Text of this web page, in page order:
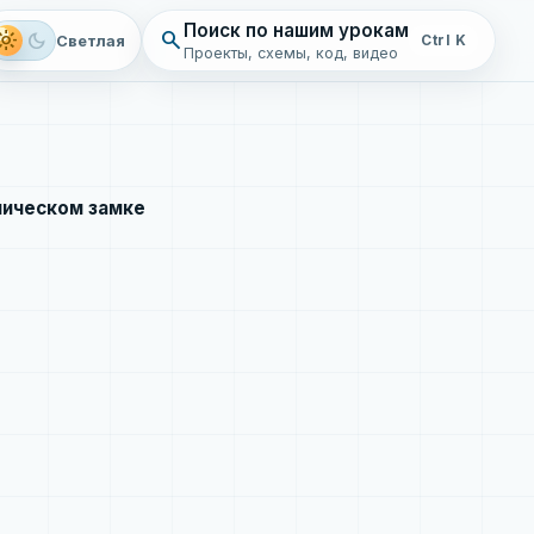
dark_mode Светлая searchПоиск по нашим урокам
Проекты, схемы, код, видео
Ctrl K
замке